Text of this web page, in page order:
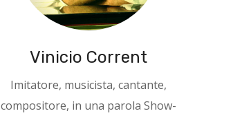
Vinicio Corrent
Imitatore, musicista, cantante,
compositore, in una parola Show-